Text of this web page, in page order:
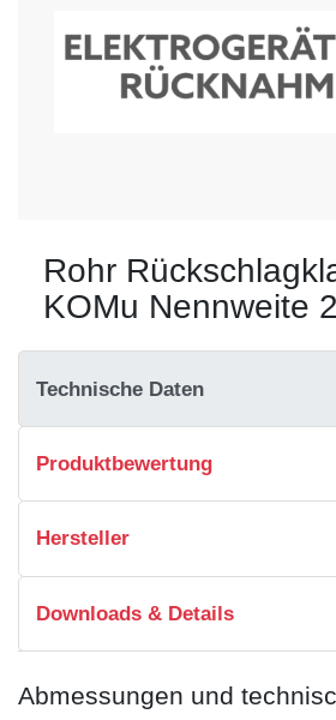
Rohr
KOMu Nennweite
Technische Daten
Produktbewertung
Hersteller
Downloads & Details
Abmessungen und